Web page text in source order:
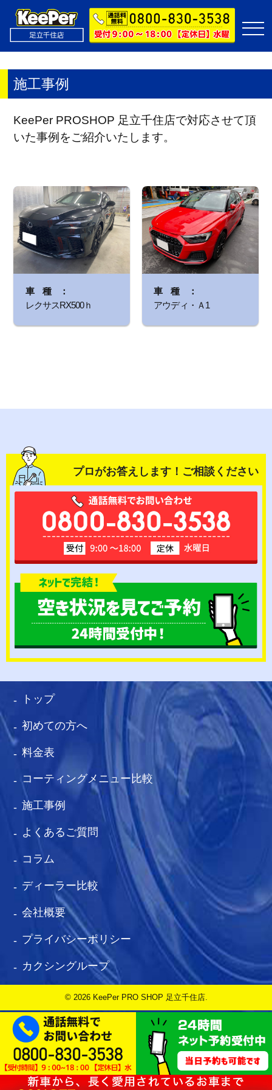
施工事例
KeePer PROSHOP 足立千住店で対応させて頂
いた事例をご紹介いたします。
レクサスRX500ｈ アウディ・Ａ1
プロがお答えします！ご相談ください
トップ
初めての方へ
料金表
コーティングメニュー比較
施工事例
よくあるご質問
コラム
ディーラー比較
会社概要
プライバシーポリシー
カクシングループ
© 2026 KeePer PRO SHOP 足立千住店.